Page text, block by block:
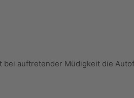
bei auftretender Müdigkeit die